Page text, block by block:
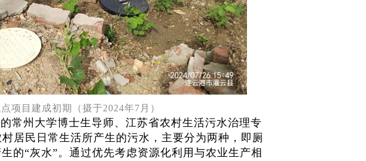
项目建成初期（摄于2024年7月）
常州大学博士生导师、江苏省农村生活污水治理专
居民日常生活所产生的污水，主要分为两种，即厕
的“灰水”。通过优先考虑资源化利用与农业生产相